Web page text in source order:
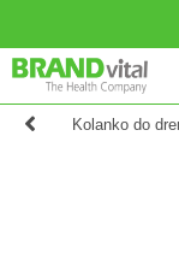
Kolanko do